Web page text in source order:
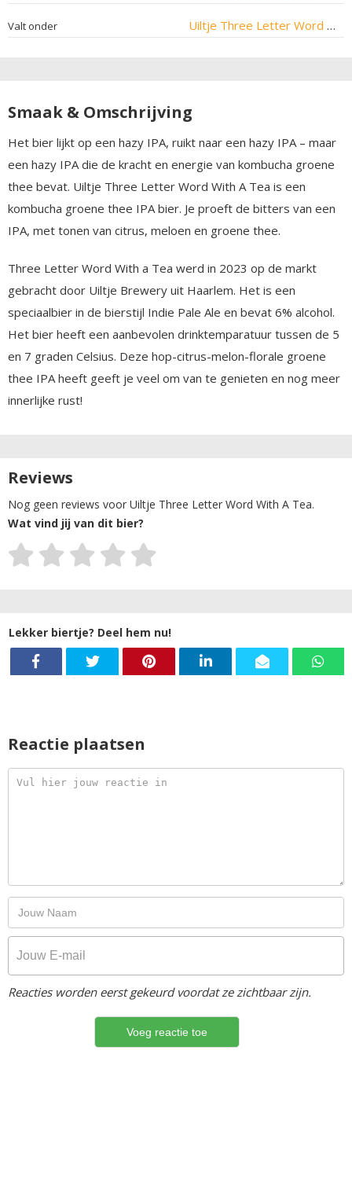
Valt onder Uiltje Three Letter Word With A Tea
Smaak & Omschrijving
Het bier lijkt op een hazy IPA, ruikt naar een hazy IPA – maar
een hazy IPA die de kracht en energie van kombucha groene
thee bevat. Uiltje Three Letter Word With A Tea is een
kombucha groene thee IPA bier. Je proeft de bitters van een
IPA, met tonen van citrus, meloen en groene thee.
Three Letter Word With a Tea werd in 2023 op de markt
gebracht door Uiltje Brewery uit Haarlem. Het is een
speciaalbier in de bierstijl Indie Pale Ale en bevat 6% alcohol.
Het bier heeft een aanbevolen drinktemparatuur tussen de 5
en 7 graden Celsius. Deze hop-citrus-melon-florale groene
thee IPA heeft geeft je veel om van te genieten en nog meer
innerlijke rust!
Reviews
Nog geen reviews voor Uiltje Three Letter Word With A Tea.
Wat vind jij van dit bier?
Lekker biertje? Deel hem nu!
Reactie plaatsen
Reacties worden eerst gekeurd voordat ze zichtbaar zijn.